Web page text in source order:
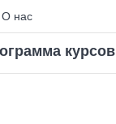
О нас
курсов